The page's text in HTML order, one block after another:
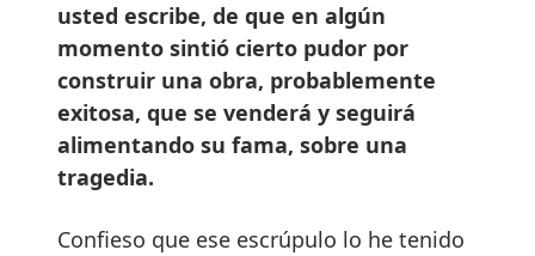
usted escribe, de que en algún
momento sintió cierto pudor por
construir una obra, probablemente
exitosa, que se venderá y seguirá
alimentando su fama, sobre una
tragedia.
Confieso que ese escrúpulo lo he tenido